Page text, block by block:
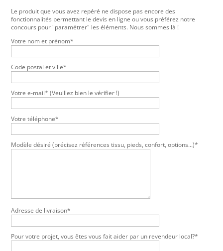
Le produit que vous avez repéré ne dispose pas encore des
fonctionnalités permettant le devis en ligne ou vous préférez notre
concours pour "paramétrer" les éléments. Nous sommes là !
Votre nom et prénom*
Code postal et ville*
Votre e-mail* (Veuillez bien le vérifier !)
Votre téléphone*
Modèle désiré (précisez références tissu, pieds, confort, options...)*
Adresse de livraison*
Pour votre projet, vous êtes vous fait aider par un revendeur local?*